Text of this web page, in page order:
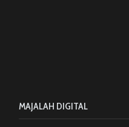
MAJALAH DIGITAL